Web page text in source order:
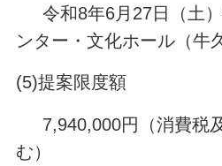
令和8年6月27日（土）
ンター・文化ホール（牛
(5)提案限度額
7,940,000円（消費税
む）